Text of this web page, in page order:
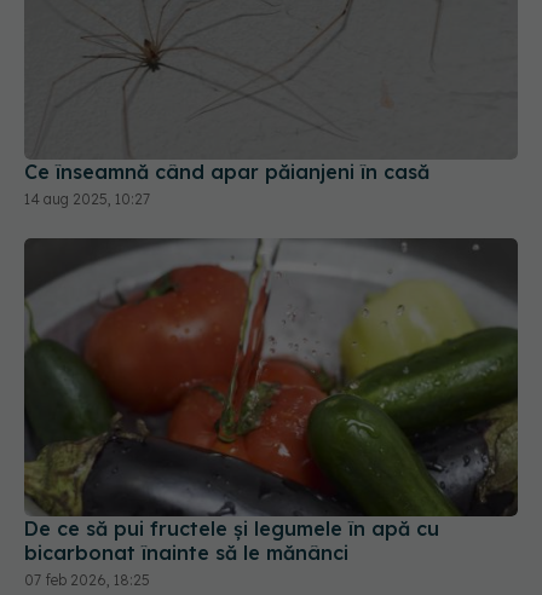
Ce înseamnă când apar păianjeni în casă
De ce să pui fructele și legumele în apă cu
bicarbonat înainte să le mănânci
07 feb 2026, 18:25